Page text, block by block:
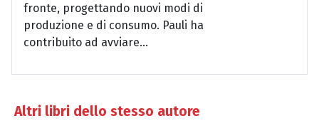
fronte, progettando nuovi modi di
produzione e di consumo. Pauli ha
contribuito ad avviare...
Altri libri dello stesso autore